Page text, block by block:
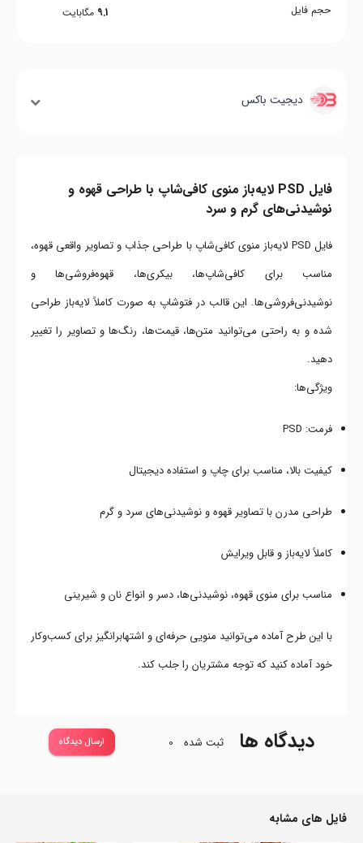
حجم فایل
9.1 مگابایت
دیجیت باکس
فایل PSD لایه‌باز منوی کافی‌شاپ با طراحی قهوه و
نوشیدنی‌های گرم و سرد
فایل PSD لایه‌باز منوی کافی‌شاپ با طراحی جذاب و تصاویر واقعی قهوه،
مناسب برای کافی‌شاپ‌ها، بیکری‌ها، قهوه‌فروشی‌ها و
نوشیدنی‌فروشی‌ها. این قالب در فتوشاپ به صورت کاملاً لایه‌باز طراحی
شده و به راحتی می‌توانید متن‌ها، قیمت‌ها، رنگ‌ها و تصاویر را تغییر
دهید.
ویژگی‌ها:
فرمت: PSD
کیفیت بالا، مناسب برای چاپ و استفاده دیجیتال
طراحی مدرن با تصاویر قهوه و نوشیدنی‌های سرد و گرم
کاملاً لایه‌باز و قابل ویرایش
مناسب برای منوی قهوه، نوشیدنی‌ها، دسر و انواع نان و شیرینی
با این طرح آماده می‌توانید منویی حرفه‌ای و اشتهابرانگیز برای کسب‌وکار
خود آماده کنید که توجه مشتریان را جلب کند.
دیدگاه ها ثبت شده 0 ارسال دیدگاه
فایل های مشابه